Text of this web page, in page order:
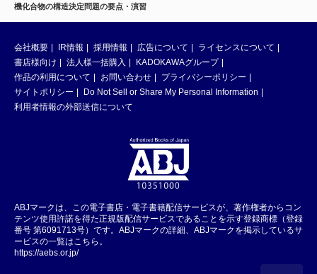
機化合物の構造決定問題の要点・演習
会社概要 IR情報 採用情報 広告について
ライセンスについて
書店様向け
法人様一括購入
KADOKAWAグループ
作品の利用について
お問い合わせ
プライバシーポリシー
サイトポリシー
Do Not Sell or Share My Personal Information
利用者情報の外部送信について
ABJマークは、この電子書店・電子書籍配信サービスが、著作権者からコン
テンツ使用許諾を得た正規版配信サービスであることを示す登録商標（登録
番号 第6091713号）です。ABJマークの詳細、ABJマークを掲示しているサ
ービスの一覧はこちら。
https://aebs.or.jp/